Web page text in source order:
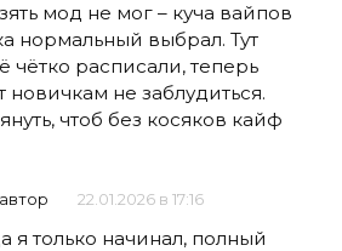
мод не мог – куча вайпов
нормальный выбрал. Тут
чётко расписали, теперь
новичкам не заблудиться.
чтоб без косяков кайф
автор 22.01.2026 в 17:16
я только начинал, полный